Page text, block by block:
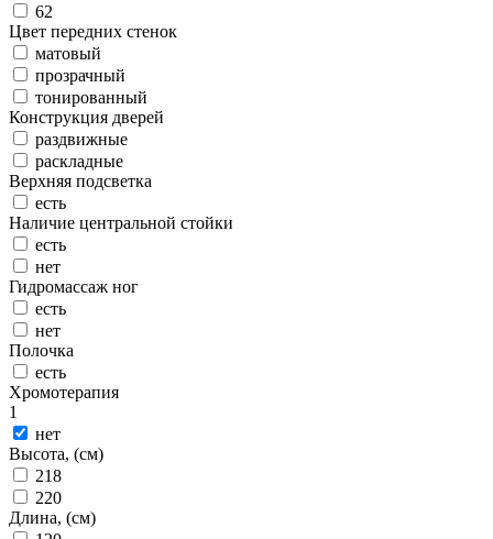
62
Цвет передних стенок
матовый
прозрачный
тонированный
Конструкция дверей
раздвижные
раскладные
Верхняя подсветка
есть
Наличие центральной стойки
есть
нет
Гидромассаж ног
есть
нет
Полочка
есть
Хромотерапия
1
нет
Высота, (см)
218
220
Длина, (см)